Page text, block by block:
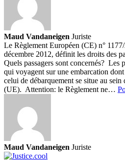
Maud Vandaneigen Juriste
Le Règlement Européen (CE) n°
décembre 2012, définit les droits des
Quels passagers sont concernés? Les
qui voyagent sur une embarcation
celui de débarquement se situe au
(UE). Attention: le Règlement ne…
Maud Vandaneigen Juriste